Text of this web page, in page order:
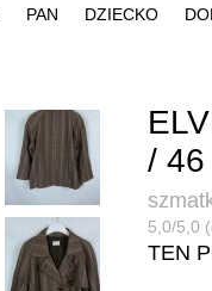
PAN DZIECKO
/ 46
5,0/5,0
TEN